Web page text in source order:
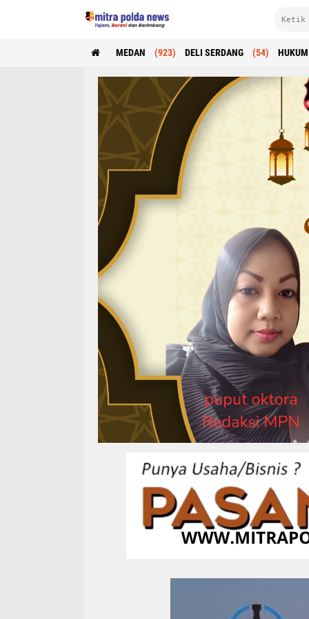
MEDAN (923) DELI SERDANG (54) HUKUM